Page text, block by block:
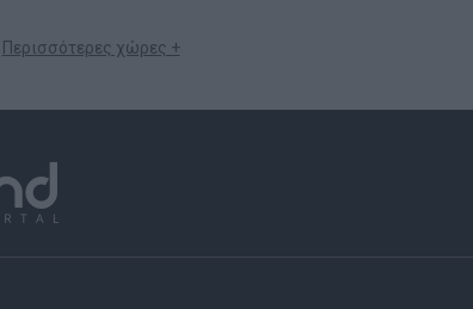
Περισσότερες χώρες +